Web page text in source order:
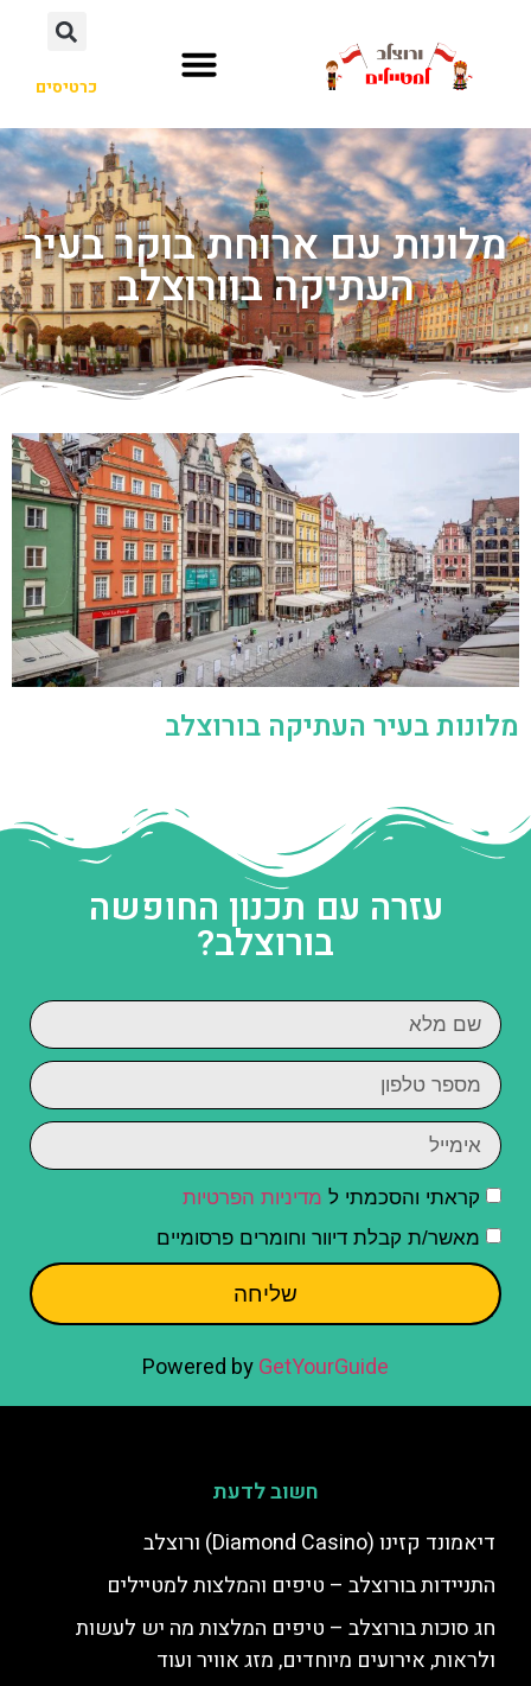
כרטיסים
מלונות עם ארוחת בוקר בעיר
העתיקה בוורוצלב
מלונות בעיר העתיקה בורוצלב
עזרה עם תכנון החופשה
בורוצלב?
קראתי והסכמתי ל מדיניות הפרטיות
מאשר/ת קבלת דיוור וחומרים פרסומיים
שליחה
Powered byGetYourGuide
חשוב לדעת
דיאמונד קזינו (Diamond Casino) ורוצלב
התניידות בורוצלב – טיפים והמלצות למטיילים
חג סוכות בורוצלב – טיפים המלצות מה יש לעשות
ולראות, אירועים מיוחדים, מזג אוויר ועוד